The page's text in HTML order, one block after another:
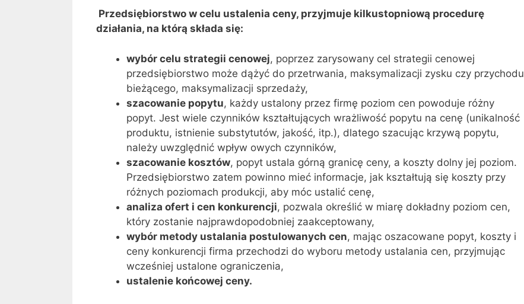
Przedsiębiorstwo w celu ustalenia ceny, przyjmuje kilkustopniową procedurę
działania, na którą składa się:
wybór celu strategii cenowej, poprzez zarysowany cel strategii cenowej
przedsiębiorstwo może dążyć do przetrwania, maksymalizacji zysku czy przychodu
bieżącego, maksymalizacji sprzedaży,
szacowanie popytu, każdy ustalony przez firmę poziom cen powoduje różny
popyt. Jest wiele czynników kształtujących wrażliwość popytu na cenę (unikalność
produktu, istnienie substytutów, jakość, itp.), dlatego szacując krzywą popytu,
należy uwzględnić wpływ owych czynników,
szacowanie kosztów, popyt ustala górną granicę ceny, a koszty dolny jej poziom.
Przedsiębiorstwo zatem powinno mieć informacje, jak kształtują się koszty przy
różnych poziomach produkcji, aby móc ustalić cenę,
analiza ofert i cen konkurencji, pozwala określić w miarę dokładny poziom cen,
który zostanie najprawdopodobniej zaakceptowany,
wybór metody ustalania postulowanych cen, mając oszacowane popyt, koszty i
ceny konkurencji firma przechodzi do wyboru metody ustalania cen, przyjmując
wcześniej ustalone ograniczenia,
ustalenie końcowej ceny.